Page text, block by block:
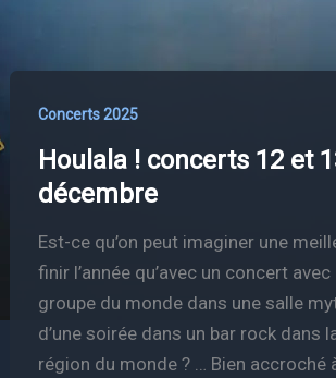
Concerts 2025
Houlala ! concerts 12 et
décembre
Est-ce qu’on peut imaginer une
finir l’année qu’avec un concert
groupe du monde dans une salle
d’une soirée dans un bar rock dans
région du monde ? … Bien accroché